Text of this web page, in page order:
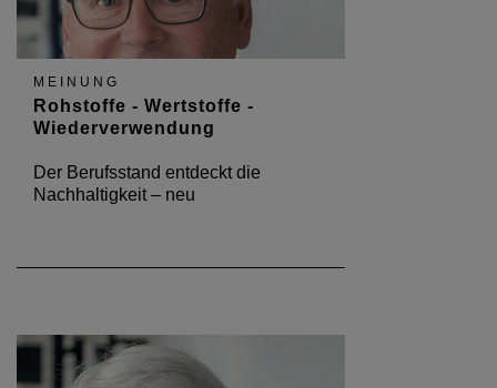
MEINUNG
Rohstoffe - Wertstoffe -
Wiederverwendung
Der Berufsstand entdeckt die
Nachhaltigkeit – neu